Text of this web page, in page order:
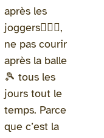
après les
joggers🏃🏻‍♀️,
ne pas courir
après la balle
🎾 tous les
jours tout le
temps. Parce
que c’est la